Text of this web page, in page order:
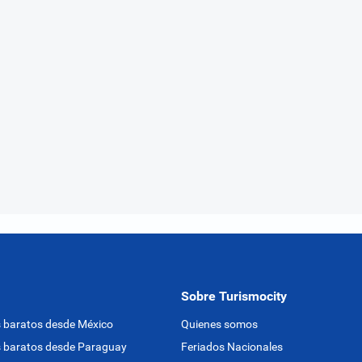
baratos desde México
baratos desde Paraguay
Sobre Turismocity
Quienes somos
Feriados Nacionales